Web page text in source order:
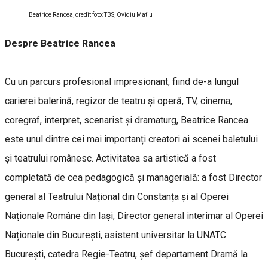
Beatrice Rancea, credit foto: TBS, Ovidiu Matiu
Despre Beatrice Rancea
Cu un parcurs profesional impresionant, fiind de-a lungul
carierei balerină, regizor de teatru și operă, TV, cinema,
coregraf, interpret, scenarist și dramaturg, Beatrice Rancea
este unul dintre cei mai importanți creatori ai scenei baletului
și teatrului românesc. Activitatea sa artistică a fost
completată de cea pedagogică și managerială: a fost Director
general al Teatrului Național din Constanța și al Operei
Naționale Române din Iași, Director general interimar al Operei
Naționale din București, asistent universitar la UNATC
București, catedra Regie-Teatru, șef departament Dramă la